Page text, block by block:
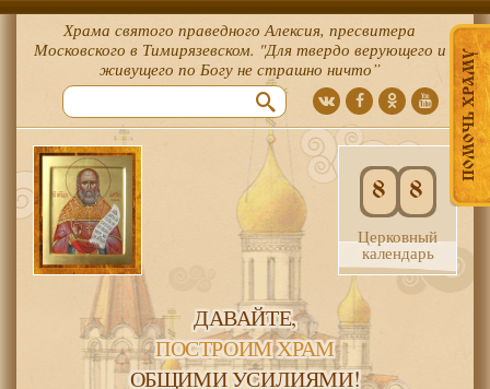
ПОМОЧЬ ХРАМУ
Храма святого праведного Алексия, пресвитера
Московского в Тимирязевском. "Для твердо верующего и
живущего по Богу не страшно ничто”
8 8
Церковный
календарь
ДАВАЙТЕ,
ПОСТРОИМ ХРАМ
ОБЩИМИ УСИЛИЯМИ!